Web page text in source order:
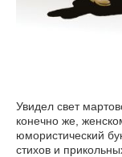
Увидел свет
конечно же, женскому празднику.
юмористический
стихов и